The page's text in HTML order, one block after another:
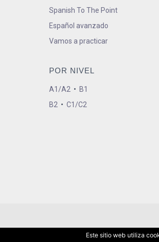
Spanish To The Point
Español avanzado
Vamos a practicar
POR NIVEL
A1/A2 • B1
B2 • C1/C2
Este sitio web utiliza